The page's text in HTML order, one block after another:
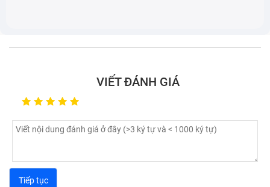
bàn phím thế nhưng trên màn hình các ký tự xuất
hiện không ngừng, khiến bạn không thể điều khiển
VIẾT ĐÁNH GIÁ